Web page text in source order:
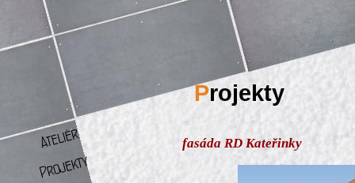
Projekty
fasáda RD Kateřinky